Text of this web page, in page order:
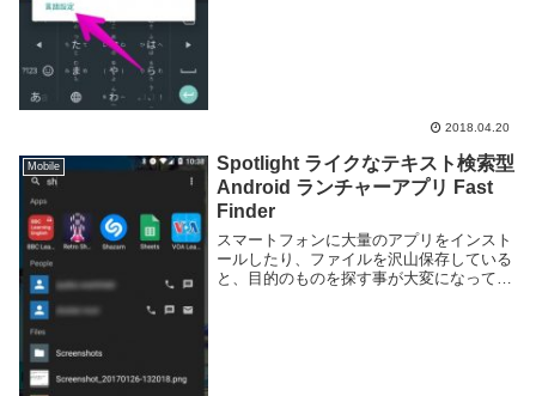
2018.04.20
Mobile
Spotlight ライクなテキスト検索型
Android ランチャーアプリ Fast
Finder
スマートフォンに大量のアプリをインスト
ールしたり、ファイルを沢山保存している
と、目的のものを探す事が大変になってき